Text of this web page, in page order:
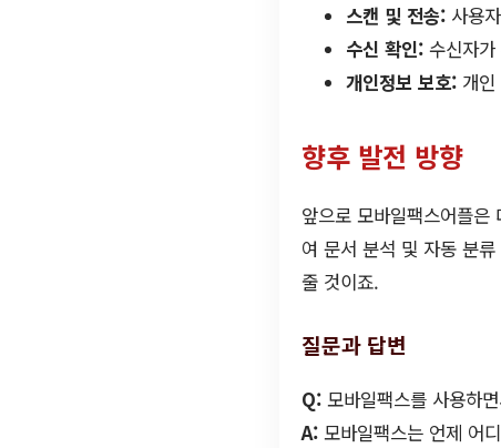
스캔 및 전송: 사용
수신 확인: 수신자
개인정보 보호: 개
향후 발전 방향
앞으로 모바일팩스어플
여 문서 분석 및 자동 분
줄 것이죠.
질문과 답변
Q: 모바일팩스를 사용하
A: 모바일팩스는 언제 어